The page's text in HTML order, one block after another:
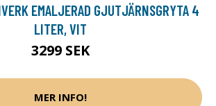
EMALJERAD GJUTJÄRNSGRYTA 4
LITER, VIT
3299 SEK
MER INFO!